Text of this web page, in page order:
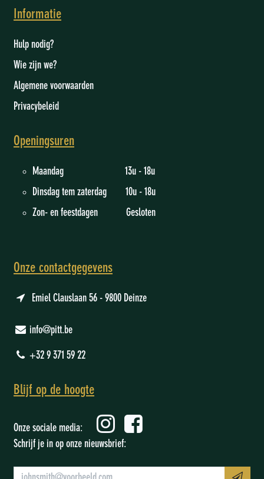
Informatie
Hulp nodig?
Wie zijn we?
Algemene voorwaarden
Privacybeleid
Openingsuren
Maandag 13u - 18u
Dinsdag tem zaterdag 10u - 18u
Zon- en feestdagen Gesloten
Onze contactgegevens
Emiel Clauslaan 56 - 9800 Deinze
info@pitt.be
+32 9 371 59 22
Blijf op de hoogte
Onze sociale media:
Schrijf je in op onze nieuwsbrief: